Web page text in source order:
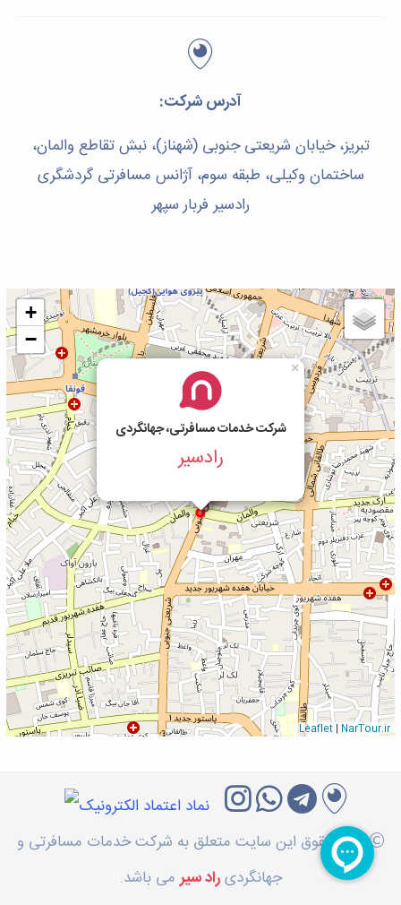
آدرس شرکت:
تبریز، خیابان شریعتی جنوبی (شهناز)، نبش تقاطع والمان،
ساختمان وکیلی، طبقه سوم، آژانس مسافرتی گردشگری
رادسیر فربار سپهر
شرکت خدمات مسافرتی، جهانگردی
رادسیر
×
+
−
Leaflet | NarTour.ir
کلیه حقوق این سایت متعلق به شرکت خدمات مسافرتی و
جهانگردیراد سیرمی باشد.